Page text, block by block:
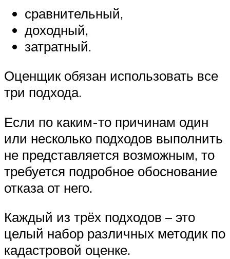
сравнительный,
доходный,
затратный.
Оценщик обязан использовать все
три подхода.
Если по каким-то причинам один
или несколько подходов выполнить
не представляется возможным, то
требуется подробное обоснование
отказа от него.
Каждый из трёх подходов – это
целый набор различных методик по
кадастровой оценке.